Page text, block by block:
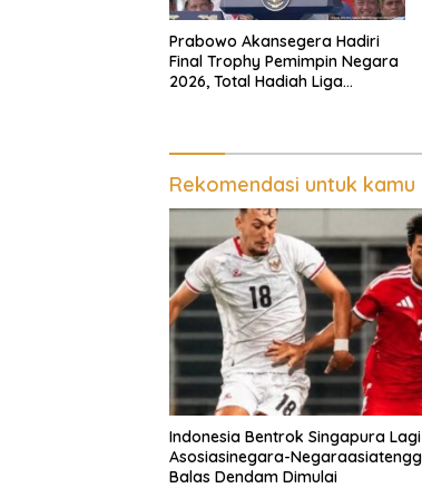
Prabowo Akansegera Hadiri
Final Trophy Pemimpin Negara
2026, Total Hadiah Liga
Rekomendasi untuk kamu
Indonesia Bentrok Singapura Lagi
Asosiasinegara-
Balas Dendam Dimulai